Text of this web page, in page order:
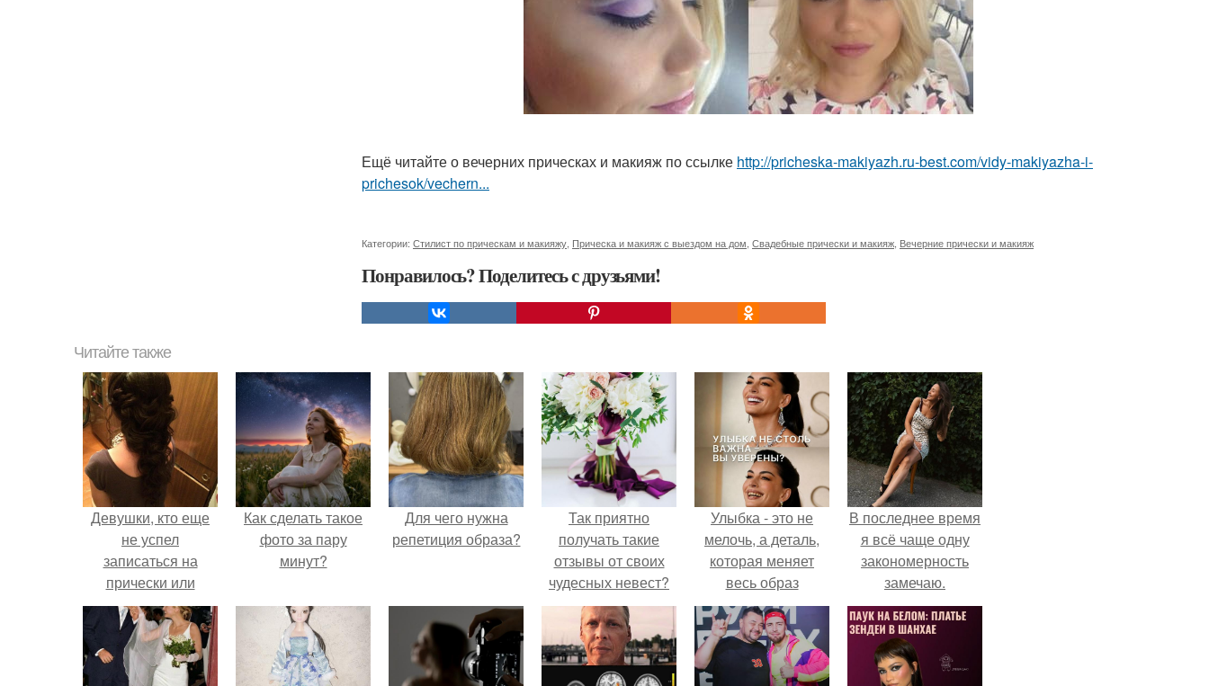
Ещё читайте о вечерних прическах и макияж по ссылке http://pricheska-makiyazh.ru-best.com/vidy-makiyazha-i-
prichesok/vechern...
Категории: Стилист по прическам и макияжу Прическа и макияж с выездом на дом Свадебные прически и макияж Вечерние прически и макияж
Понравилось? Поделитесь с друзьями!
Читайте также
Девушки, кто еще
не успел
записаться на
прически или
укладки,
обращайтесь!
Как сделать такое
фото за пару
минут?
Для чего нужна
репетиция образа?
Так приятно
получать такие
отзывы от своих
чудесных невест?
Улыбка - это не
мелочь, а деталь,
которая меняет
весь образ
человека.
В последнее время
я всё чаще одну
закономерность
замечаю.